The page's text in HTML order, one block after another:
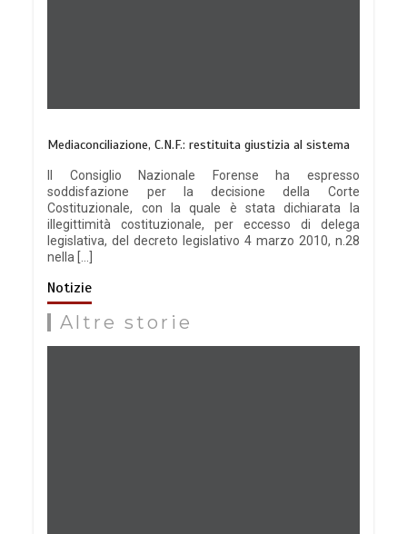
Mediaconciliazione, C.N.F.: restituita giustizia al sistema
Il Consiglio Nazionale Forense ha espresso
soddisfazione per la decisione della Corte
Costituzionale, con la quale è stata dichiarata la
illegittimità costituzionale, per eccesso di delega
legislativa, del decreto legislativo 4 marzo 2010, n.28
nella […]
Notizie
Altre storie